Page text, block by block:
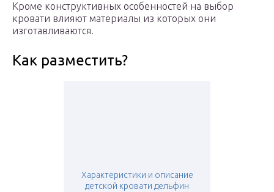
Кроме конструктивных особенностей на выбор
кровати влияют материалы из которых они
изготавливаются.
Как разместить?
Характеристики и описание
детской кровати дельфин